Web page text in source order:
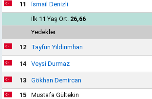
11
İsmail Denizli
İlk 11 Yaş Ort. 26,66
Yedekler
12 Tayfun Yıldırımhan
14 Veysi Durmaz
13
Gökhan Demircan
15
Mustafa Gültekin